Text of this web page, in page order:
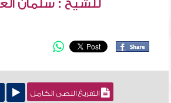
للشيخ : سلمان
التفريغ النصي الكامل